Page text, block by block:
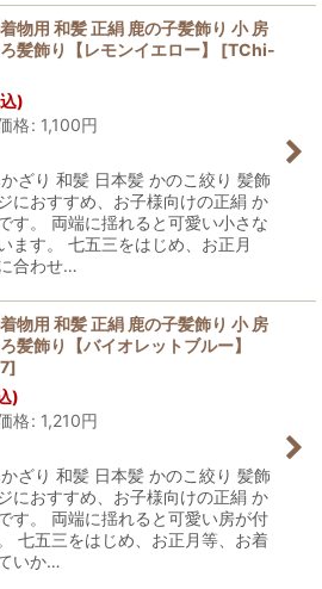
物用 和髪 正絹 鹿の子髪飾り 小 房
髪飾り【レモンイエロー】
[TChi-
)
格: 1,100円
ざり 和髪 日本髪 かのこ絞り 髪飾
におすすめ、お子様向けの正絹 か
す。 両端に揺れると可愛い小さな
ます。 七五三をはじめ、お正月
合わせ…
物用 和髪 正絹 鹿の子髪飾り 小 房
髪飾り【バイオレットブルー】
]
)
格: 1,210円
ざり 和髪 日本髪 かのこ絞り 髪飾
におすすめ、お子様向けの正絹 か
す。 両端に揺れると可愛い房が付
七五三をはじめ、お正月等、お着
いか…